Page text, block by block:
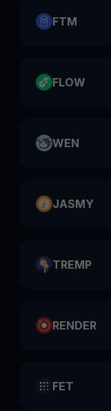
FTM
FLOW
WEN
JASMY
TREMP
RENDER
FET